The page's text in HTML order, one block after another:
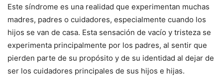
Este síndrome es una realidad que experimentan muchas
madres, padres o cuidadores, especialmente cuando los
hijos se van de casa. Esta sensación de vacío y tristeza se
experimenta principalmente por los padres, al sentir que
pierden parte de su propósito y de su identidad al dejar de
ser los cuidadores principales de sus hijos e hijas.